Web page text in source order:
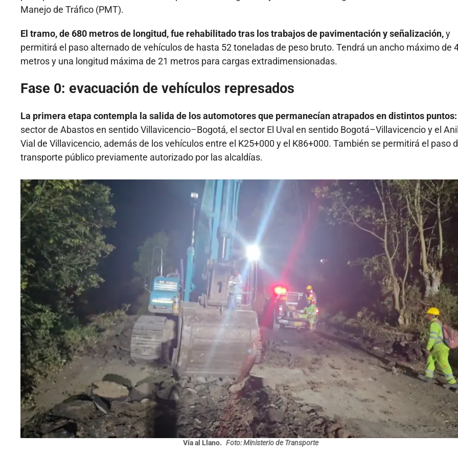
Manejo de Tráfico (PMT).
El tramo, de 680 metros de longitud, fue rehabilitado tras los trabajos de pavimentación y señalización,y
permitirá el paso alternado de vehículos de hasta 52 toneladas de peso bruto. Tendrá un ancho máximo de
metros y una longitud máxima de 21 metros para cargas extradimensionadas.
Fase 0: evacuación de vehículos represados
La primera etapa contempla la salida de los automotores que permanecían atrapados en distintos puntos:
sector de Abastos en sentido Villavicencio–Bogotá, el sector El Uval en sentido Bogotá–Villavicencio y el
Vial de Villavicencio, además de los vehículos entre el K25+000 y el K86+000. También se permitirá el paso
transporte público previamente autorizado por las alcaldías.
Vía al Llano. Foto: Ministerio de Transporte